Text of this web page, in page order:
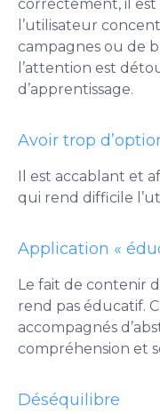
correctement, il est
l’utilisateur
campagnes ou de
l’attention est
d’apprentissage.
Avoir trop
Il est accablant et
qui rend difficile
Application «
Le fait de contenir
rend pas éducatif.
accompagnés
compréhension et
Déséquilibre